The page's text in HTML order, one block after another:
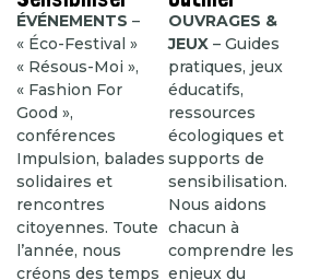
ÉVÉNEMENTS –
« Éco-Festival »
« Résous-Moi »,
« Fashion For
Good »,
conférences
Impulsion, balades
solidaires et
rencontres
citoyennes. Toute
l’année, nous
créons des temps
OUVRAGES &
JEUX – Guides
pratiques, jeux
éducatifs,
ressources
écologiques et
supports de
sensibilisation.
Nous aidons
chacun à
comprendre les
enjeux du